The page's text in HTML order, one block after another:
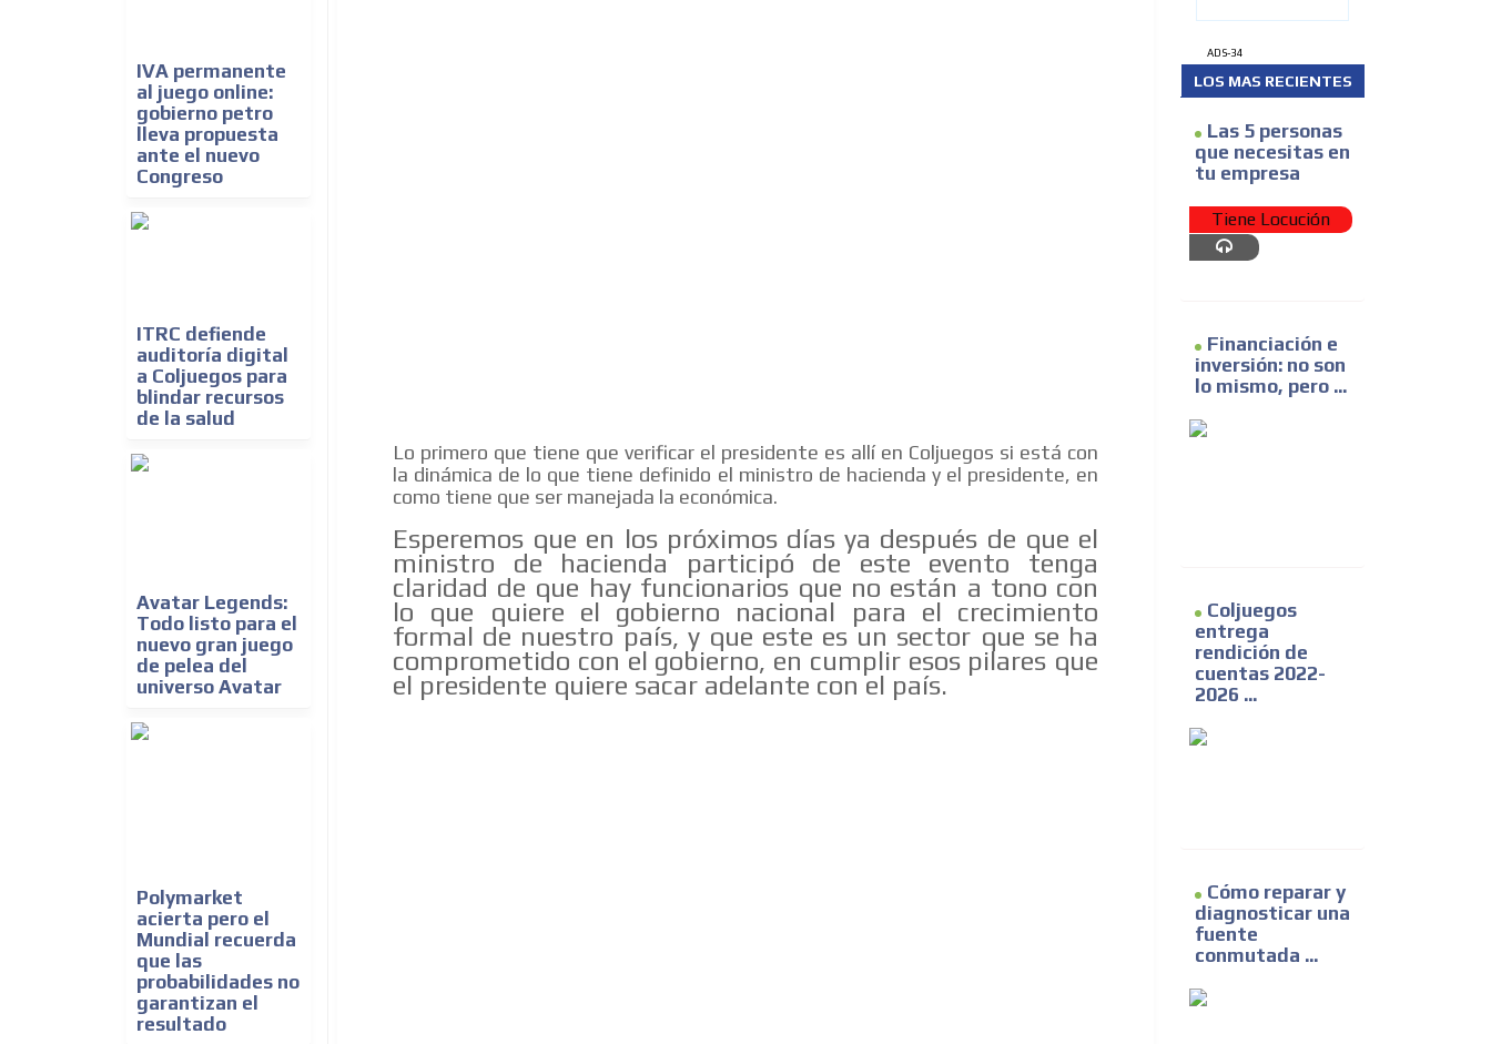
IVA permanente
al juego online:
gobierno petro
lleva propuesta
ante el nuevo
Congreso
ITRC defiende
auditoría digital
a Coljuegos para
blindar recursos
de la salud
Avatar Legends:
Todo listo para el
nuevo gran juego
de pelea del
universo Avatar
Polymarket
acierta pero el
Mundial recuerda
que las
probabilidades no
garantizan el
resultado
Lo primero que tiene que verificar el presidente es allí en Coljuegos si está con
la dinámica de lo que tiene definido el ministro de hacienda y el presidente, en
como tiene que ser manejada la económica.
Esperemos que en los próximos días ya después de que el
ministro de hacienda participó de este evento tenga
claridad de que hay funcionarios que no están a tono con
lo que quiere el gobierno nacional para el crecimiento
formal de nuestro país, y que este es un sector que se ha
comprometido con el gobierno, en cumplir esos pilares que
el presidente quiere sacar adelante con el país.
ADS-34
LOS MAS RECIENTES
Las 5 personas
que necesitas en
tu empresa
Tiene Locución
Financiación e
inversión: no son
lo mismo, pero ...
Coljuegos
entrega
rendición de
cuentas 2022-
2026 ...
Cómo reparar y
diagnosticar una
fuente
conmutada ...